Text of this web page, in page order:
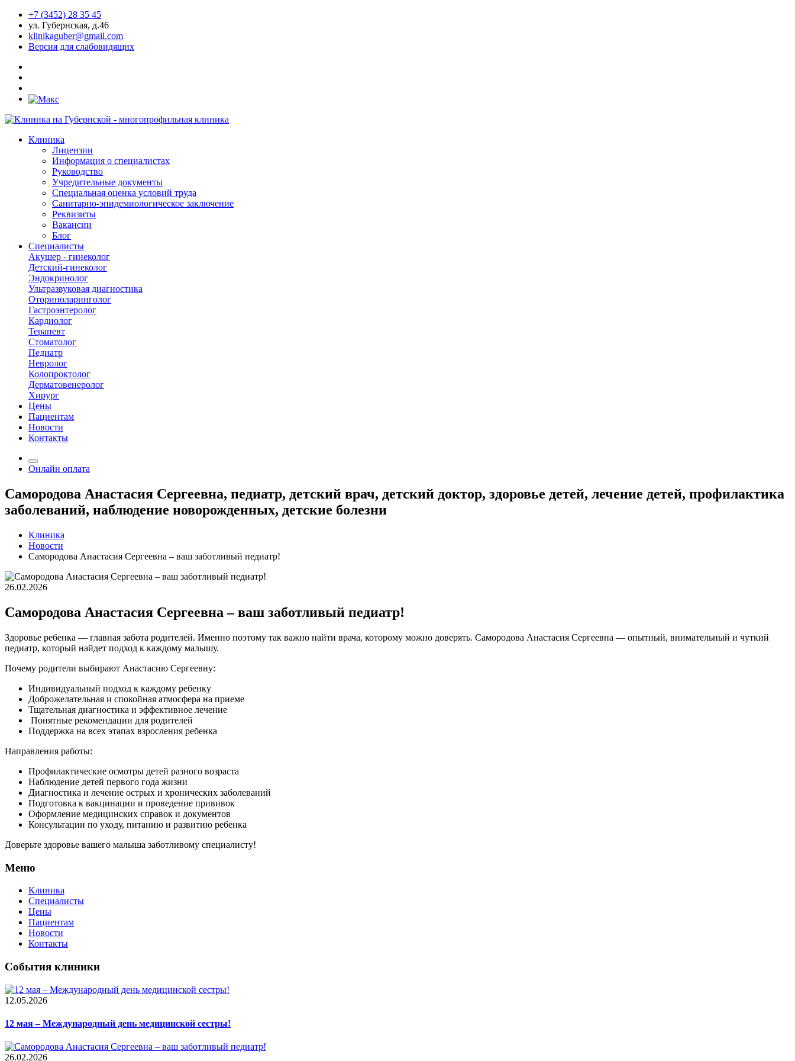
+7 (3452) 28 35 45
ул. Губернская, д.46
klinikaguber@gmail.com
Версия для слабовидящих
Клиника
Лицензии
Информация о специалистах
Руководство
Учредительные документы
Специальная оценка условий труда
Санитарно-эпидемиологическое заключение
Реквизиты
Вакансии
Блог
Специалисты
Акушер - гинеколог
Детский-гинеколог
Эндокринолог
Ультразвуковая диагностика
Оториноларинголог
Гастроэнтеролог
Кардиолог
Терапевт
Стоматолог
Педиатр
Невролог
Колопроктолог
Дерматовенеролог
Хирург
Цены
Пациентам
Новости
Контакты
Онлайн оплата
Самородова Анастасия Сергеевна, педиатр, детский врач, детский доктор, здоровье детей, лечение детей, профилактика
заболеваний, наблюдение новорожденных, детские болезни
Клиника
Новости
Самородова Анастасия Сергеевна – ваш заботливый педиатр!
26.02.2026
Самородова Анастасия Сергеевна – ваш заботливый педиатр!
Здоровье ребенка — главная забота родителей. Именно поэтому так важно найти врача, которому можно доверять. Самородова Анастасия Сергеевна — опытный, внимательный и чуткий
педиатр, который найдет подход к каждому малышу.
Почему родители выбирают Анастасию Сергеевну:
Индивидуальный подход к каждому ребенку
Доброжелательная и спокойная атмосфера на приеме
Тщательная диагностика и эффективное лечение
Понятные рекомендации для родителей
Поддержка на всех этапах взросления ребенка
Направления работы:
Профилактические осмотры детей разного возраста
Наблюдение детей первого года жизни
Диагностика и лечение острых и хронических заболеваний
Подготовка к вакцинации и проведение прививок
Оформление медицинских справок и документов
Консультации по уходу, питанию и развитию ребенка
Доверьте здоровье вашего малыша заботливому специалисту!
Меню
Клиника
Специалисты
Цены
Пациентам
Новости
Контакты
События клиники
12.05.2026
12 мая – Международный день медицинской сестры!
26.02.2026